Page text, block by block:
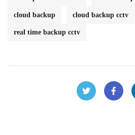
cloud backup cloud backup cctv
real time backup cctv